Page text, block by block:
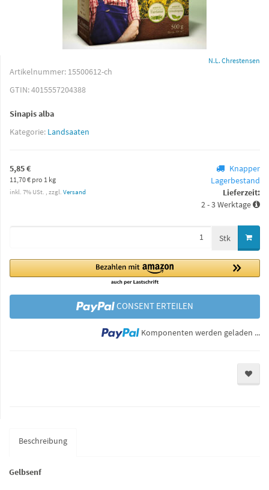
N.L. Chrestensen
Artikelnummer: 15500612-ch
GTIN:4015557204388
Sinapis alba
Kategorie: Landsaaten
5,85 €
11,70 € pro 1 kg
inkl. 7% USt. , zzgl. Versand
Knapper
Lagerbestand
Lieferzeit:
2 - 3 Werktage
Stk
CONSENT ERTEILEN
Komponenten werden geladen ...
Beschreibung
Gelbsenf